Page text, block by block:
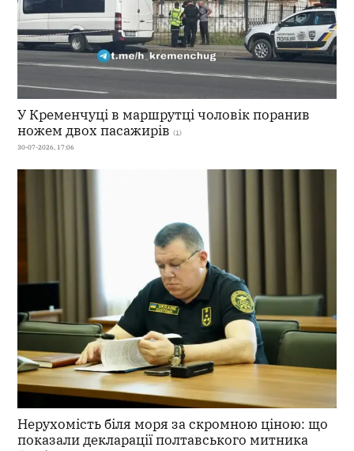
У Кременчуці в маршрутці чоловік поранив
ножем двох пасажирів (1)
30-07-2026, 17:06
Нерухомість біля моря за скромною ціною: що
показали декларації полтавського митника